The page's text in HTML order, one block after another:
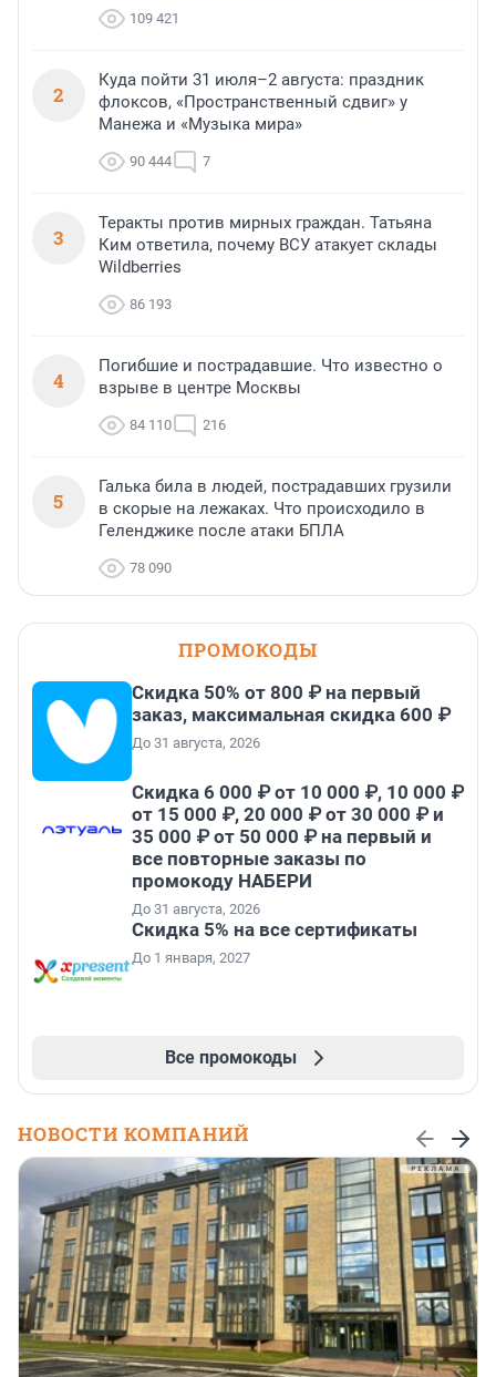
109 421
2
Куда пойти 31 июля–2 августа: праздник
флоксов, «Пространственный сдвиг» у
Манежа и «Музыка мира»
90 444 7
3
Теракты против мирных граждан. Татьяна
Ким ответила, почему ВСУ атакует склады
Wildberries
86 193
4
Погибшие и пострадавшие. Что известно о
взрыве в центре Москвы
84 110 216
5
Галька била в людей, пострадавших грузили
в скорые на лежаках. Что происходило в
Геленджике после атаки БПЛА
78 090
ПРОМОКОДЫ
Скидка 50% от 800 ₽ на первый
заказ, максимальная скидка 600 ₽
До 31 августа, 2026
Скидка 6 000 ₽ от 10 000 ₽, 10 000 ₽
от 15 000 ₽, 20 000 ₽ от 30 000 ₽ и
35 000 ₽ от 50 000 ₽ на первый и
все повторные заказы по
промокоду НАБЕРИ
До 31 августа, 2026
Скидка 5% на все сертификаты
До 1 января, 2027
Все промокоды
НОВОСТИ КОМПАНИЙ